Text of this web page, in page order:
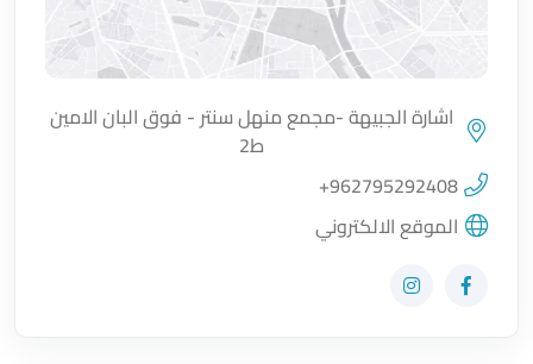
اشارة الجبيهة -مجمع منهل سنتر - فوق البان الامين
ط2
+962795292408
الموقع الالكتروني
زيارة حساب المتجر على Facebook-f
زيارة حساب المتجر على Instagram